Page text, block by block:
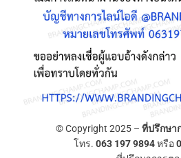
© Copyright 2025 – ที่ปรึกษา
โทร. 063 197 9894หรือ